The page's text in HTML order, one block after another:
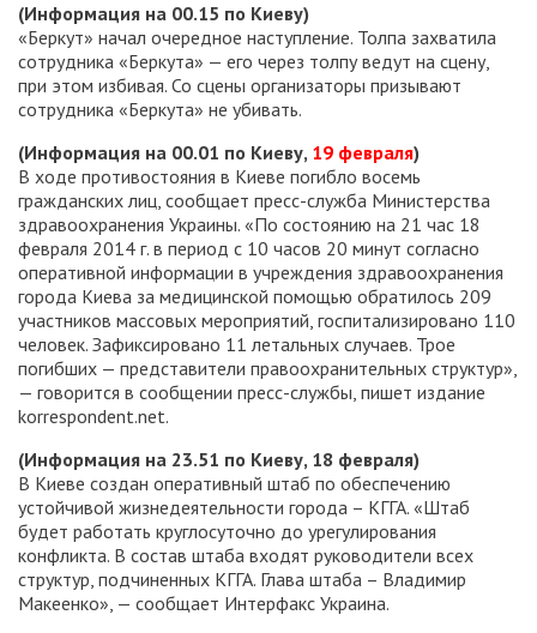
(Информация на 00.15 по Киеву)
«Беркут» начал очередное наступление. Толпа захватила
сотрудника «Беркута» — его через толпу ведут на сцену,
при этом избивая. Со сцены организаторы призывают
сотрудника «Беркута» не убивать.
(Информация на 00.01 по Киеву, 19 февраля)
В ходе противостояния в Киеве погибло восемь
гражданских лиц, сообщает пресс-служба Министерства
здравоохранения Украины. «По состоянию на 21 час 18
февраля 2014 г. в период с 10 часов 20 минут согласно
оперативной информации в учреждения здравоохранения
города Киева за медицинской помощью обратилось 209
участников массовых мероприятий, госпитализировано 110
человек. Зафиксировано 11 летальных случаев. Трое
погибших — представители правоохранительных структур»,
— говорится в сообщении пресс-службы, пишет издание
korrespondent.net.
(Информация на 23.51 по Киеву, 18 февраля)
В Киеве создан оперативный штаб по обеспечению
устойчивой жизнедеятельности города – КГГА. «Штаб
будет работать круглосуточно до урегулирования
конфликта. В состав штаба входят руководители всех
структур, подчиненных КГГА. Глава штаба – Владимир
Макеенко», — сообщает Интерфакс Украина.